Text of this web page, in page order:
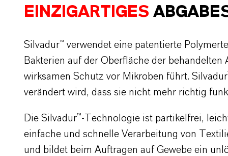
EINZIGARTIGES
Silvadur™ verwendet eine patentierte
Bakterien auf der Oberfläche der
wirksamen Schutz vor Mikroben führt.
verändert wird, dass sie nicht mehr richtig
Die Silvadur™-Technologie ist partikelfrei,
einfache und schnelle Verarbeitung von
und bildet beim Auftragen auf Gewebe ein